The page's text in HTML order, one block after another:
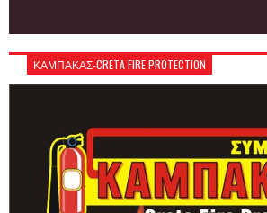
ΚΑΜΠΑΚΑΣ-CRETA FIRE PROTECTION